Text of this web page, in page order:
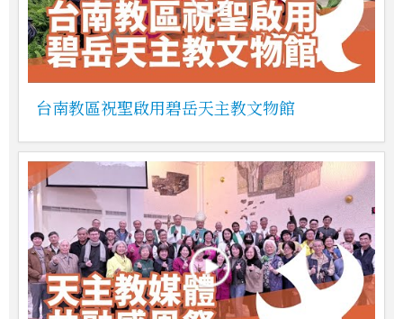
台南教區祝聖啟用碧岳天主教文物館